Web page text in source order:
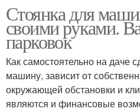
Стоянка для
своими руками.
парковок
Как самостоятельно на даче
машину, зависит от
окружающей обстановки и
являются и финансовые